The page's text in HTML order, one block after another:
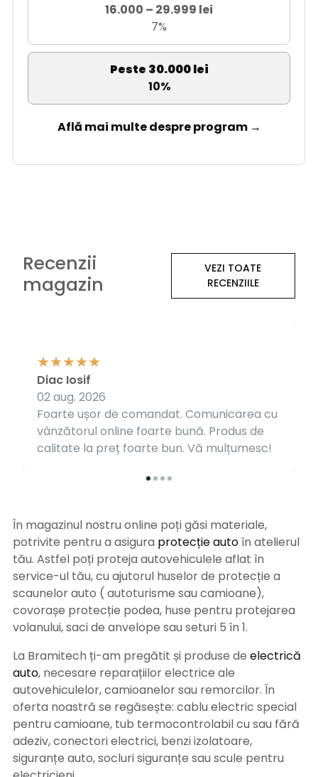
16.000 – 29.999 lei
7%
Peste 30.000 lei
10%
Află mai multe despre program →
Recenzii
magazin
VEZI TOATE
RECENZIILE
Foarte ușor de comandat. Comunicarea cu
vânzătorul online foarte bună. Produs de
calitate la preț foarte bun. Vă mulțumesc!
Diac Iosif
02 aug. 2026
În magazinul nostru online poți găsi materiale,
potrivite pentru a asigura protecție autoîn atelierul
tău. Astfel poți proteja autovehiculele aflat în
service-ul tău, cu ajutorul huselor de protecție a
scaunelor auto ( autoturisme sau camioane),
covorașe protecție podea, huse pentru protejarea
volanului, saci de anvelope sau seturi 5 în 1.
La Bramitech ți-am pregătit și produse de electrică
auto, necesare reparațiilor electrice ale
autovehiculelor, camioanelor sau remorcilor. În
oferta noastră se regăsește: cablu electric special
pentru camioane, tub termocontrolabil cu sau fără
adeziv, conectori electrici, benzi izolatoare,
siguranțe auto, socluri siguranțe sau scule pentru